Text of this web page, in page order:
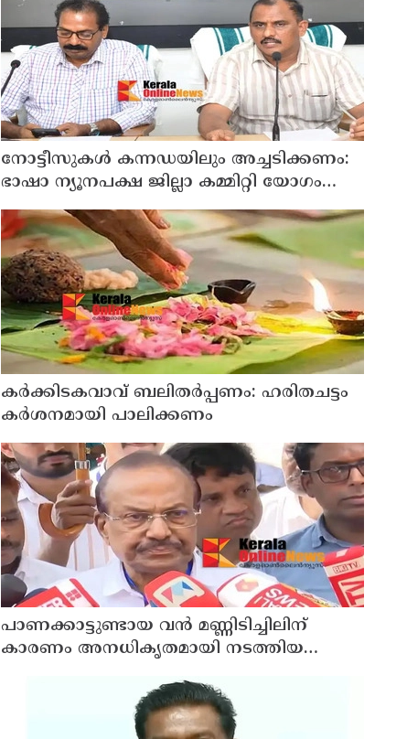
നോട്ടീസുകള്‍ കന്നഡയിലും അച്ചടിക്കണം:
ഭാഷാ ന്യൂനപക്ഷ ജില്ലാ കമ്മിറ്റി യോഗം
ചേര്‍ന്നു
കര്‍ക്കിടകവാവ് ബലിതര്‍പ്പണം: ഹരിതചട്ടം
കര്‍ശനമായി പാലിക്കണം
പാണക്കാട്ടുണ്ടായ വൻ മണ്ണിടിച്ചിലിന്
കാരണം അനധികൃതമായി നടത്തിയ